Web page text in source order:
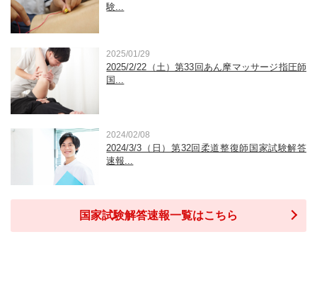
験...
2025/01/29
2025/2/22（土）第33回あん摩マッサージ指圧師
国...
2024/02/08
2024/3/3（日）第32回柔道整復師国家試験解答
速報...
国家試験解答速報一覧はこちら